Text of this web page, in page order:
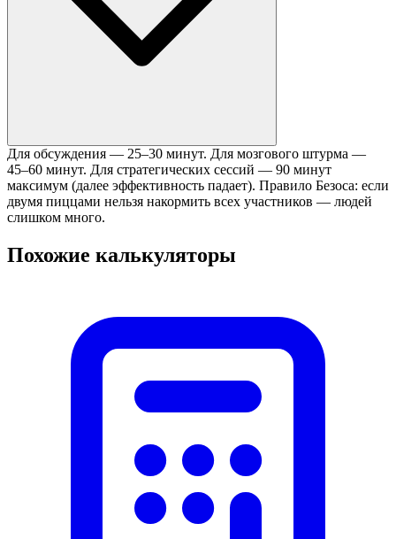
Для обсуждения — 25–30 минут. Для мозгового штурма —
45–60 минут. Для стратегических сессий — 90 минут
максимум (далее эффективность падает). Правило Безоса: если
двумя пиццами нельзя накормить всех участников — людей
слишком много.
Похожие калькуляторы